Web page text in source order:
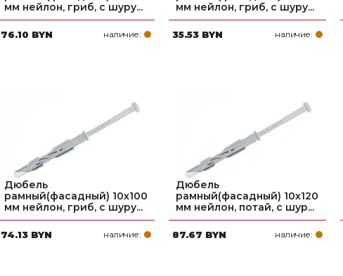
мм нейлон, гриб, с шуру...
76.10 BYN наличие:
мм нейлон, гриб, с шуру...
35.53 BYN наличие:
Дюбель
рамный(фасадный) 10х100
мм нейлон, гриб, с шуру...
74.13 BYN наличие:
Дюбель
рамный(фасадный) 10х120
мм нейлон, потай, с шур...
87.67 BYN наличие: